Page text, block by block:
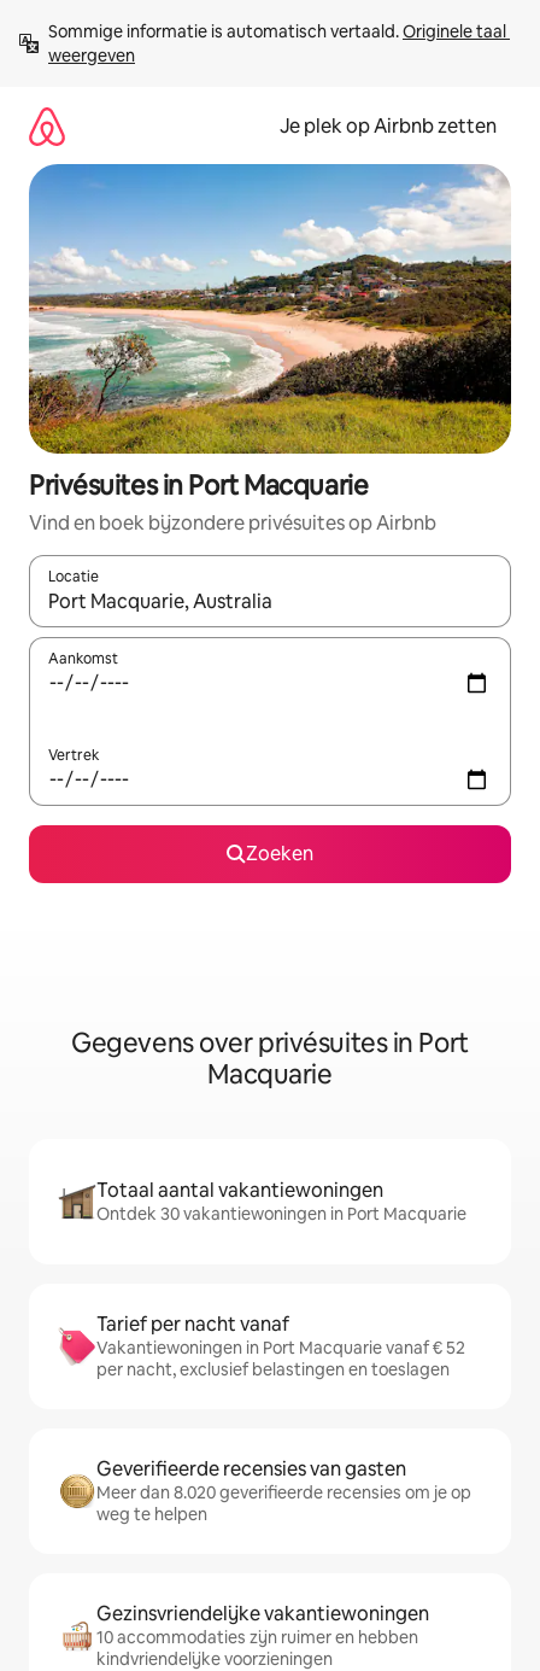
direct
naar
Sommige informatie is automatisch vertaald. Originele taal
weergeven
Je plek op Airbnb zetten
Privésuites in Port Macquarie
Vind en boek bijzondere privésuites op Airbnb
Locatie
Wanneer er resultaten beschikbaar zijn, maak je een keuze
Aankomst
Vertrek
Zoeken
Gegevens over privésuites in Port
Macquarie
Totaal aantal vakantiewoningen
Ontdek 30 vakantiewoningen in Port Macquarie
Tarief per nacht vanaf
Vakantiewoningen in Port Macquarie vanaf € 52
per nacht, exclusief belastingen en toeslagen
Geverifieerde recensies van gasten
Meer dan 8.020 geverifieerde recensies om je op
weg te helpen
Gezinsvriendelijke vakantiewoningen
10 accommodaties zijn ruimer en hebben
kindvriendelijke voorzieningen